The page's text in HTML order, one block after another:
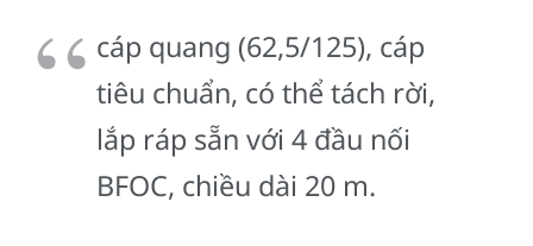
cáp quang (62,5/125), cáp
tiêu chuẩn, có thể tách rời,
lắp ráp sẵn với 4 đầu nối
BFOC, chiều dài 20 m.